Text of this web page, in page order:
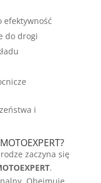
efektywność
do drogi
i
zaczyna się
.